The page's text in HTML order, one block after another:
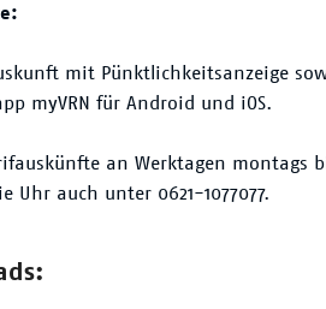
mit Pünktlichkeitsanzeige
myVRN für Android und iOS.
an Werktagen montags
Uhr auch unter 0621-1077077.